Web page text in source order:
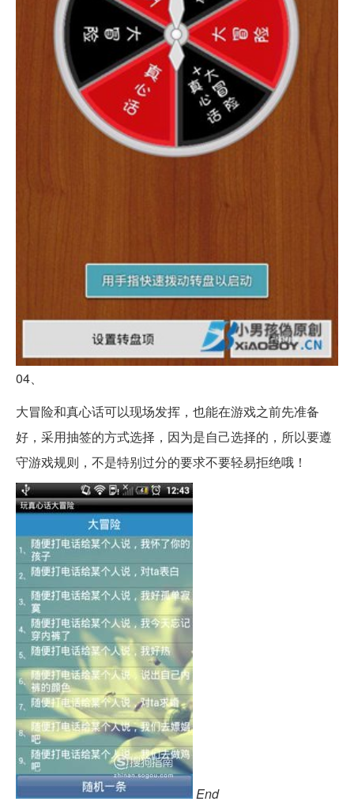
04、
大冒险和真心话可以现场发挥，也能在游戏之前先准备
好，采用抽签的方式选择，因为是自己选择的，所以要遵
守游戏规则，不是特别过分的要求不要轻易拒绝哦！
End